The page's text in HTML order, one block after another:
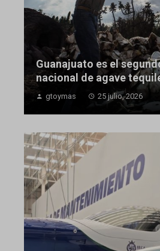
Guanajuato es el
nacional de agave
gtoymas 25 julio, 2026